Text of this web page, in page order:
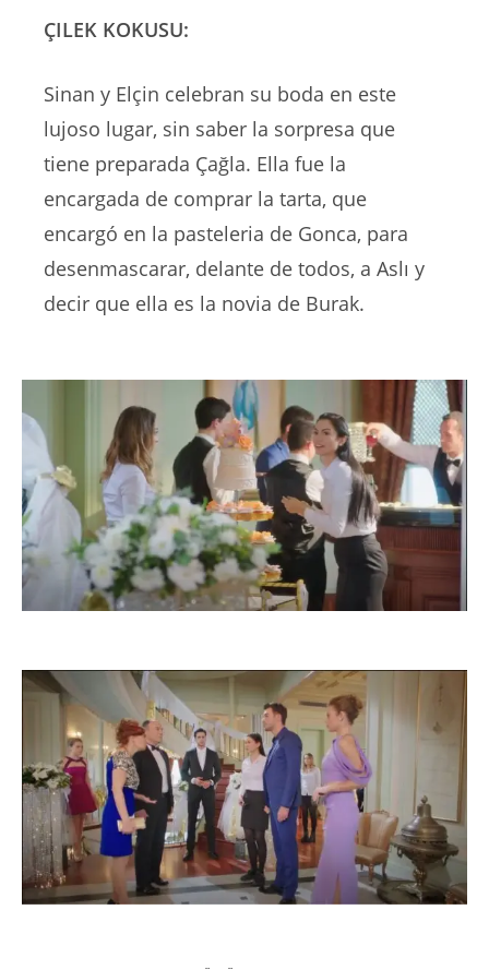
ÇILEK KOKUSU:
Sinan y Elçin celebran su boda en este
lujoso lugar, sin saber la sorpresa que
tiene preparada Çağla. Ella fue la
encargada de comprar la tarta, que
encargó en la pasteleria de Gonca, para
desenmascarar, delante de todos, a Aslı y
decir que ella es la novia de Burak.